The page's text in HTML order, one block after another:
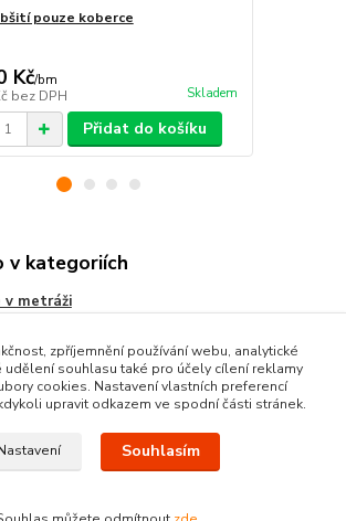
pouze koberce
Kč/bm
bez DPH Skladem
Přidat do košíku
v kategoriích
v metráži
metráž
zpříjemnění používání webu, analytické
udělení souhlasu také pro účely cílení reklamy
cookies. Nastavení vlastních preferencí
upravit odkazem ve spodní části stránek.
Souhlasím